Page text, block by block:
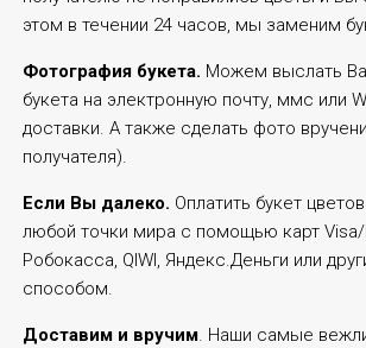
этом в течении 24 часов, мы заменим
Фотография букета. Можем выслать
букета на электронную почту, ммс или
доставки. А также сделать фото
получателя).
Если Вы далеко. Оплатить букет
любой точки мира с помощью карт
Робокасса, QIWI, Яндекс.Деньги или
способом.
Доставим и вручим. Наши самые